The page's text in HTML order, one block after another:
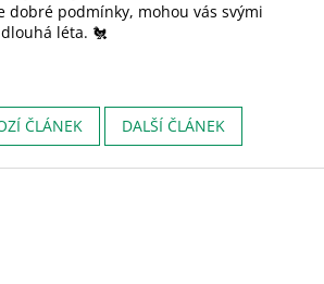
dobré podmínky, mohou vás svými
léta. 🐔
ČLÁNEK DALŠÍ ČLÁNEK